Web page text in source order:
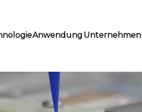
Anwendung Unternehmen